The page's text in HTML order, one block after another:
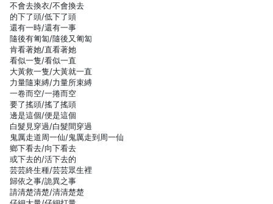
不會去換衣/不會換去
的下了頭/低下了頭
還有一時/還有一事
隨後有匍匐/隨後又匍匐
肯看著她/直看著她
看似一隻/看似一直
大黃救一隻/大黃就一直
力量隨束縛/力量所束縛
一卷而空/一捲而空
要了搖頭/搖了搖頭
邊是這個/便是這個
白髮見穿過/白髮間穿過
鬼厲走道周一仙/鬼厲走到周一仙
鄉下看去/向下看去
或下去的/活下去的
芸芸終生種/芸芸眾生裡
歸依之事/詭異之事
請清楚清楚/清清楚楚